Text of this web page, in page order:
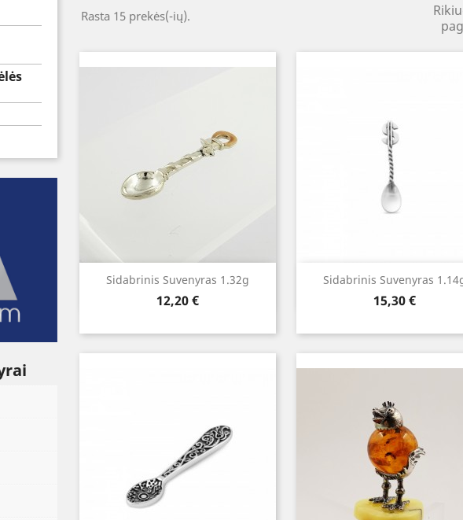
Rasta 15 prekės(-ių).
Sidabrinis Suvenyras 1.32g
Kaina
12,20 €
Greita peržiūra Sidabrinis Suvenyras
Kaina
15,30 €
Greita peržiūra